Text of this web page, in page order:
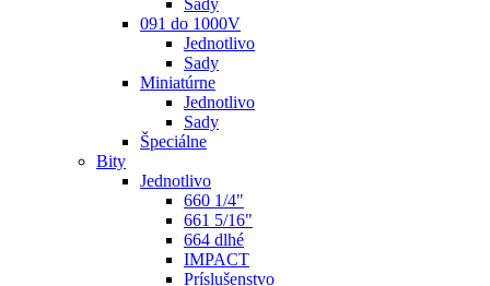
Sady
091 do 1000V
Jednotlivo
Sady
Miniatúrne
Jednotlivo
Sady
Špeciálne
Bity
Jednotlivo
660 1/4"
661 5/16"
664 dlhé
IMPACT
Príslušenstvo